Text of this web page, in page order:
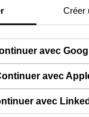
Créer
avec
avec
avec